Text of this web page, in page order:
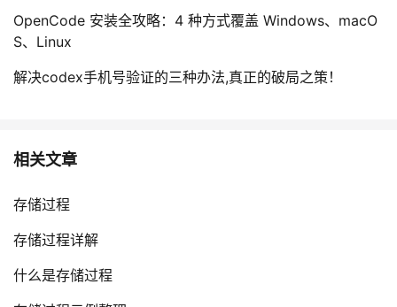
OpenCode 安装全攻略：4 种方式覆盖 Windows、macO
S、Linux
解决codex手机号验证的三种办法,真正的破局之策！
相关文章
存储过程
存储过程详解
什么是存储过程